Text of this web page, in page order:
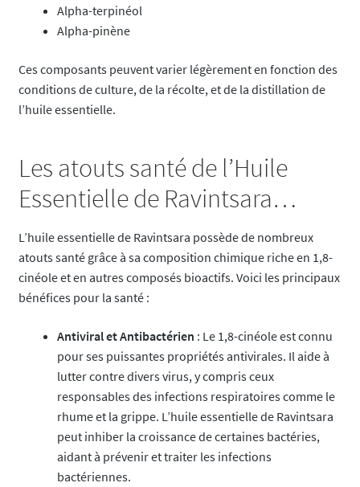
Alpha-terpinéol
Alpha-pinène
Ces composants peuvent varier légèrement en fonction des
conditions de culture, de la récolte, et de la distillation de
l’huile essentielle.
Les atouts santé de l’Huile
Essentielle de Ravintsara…
L’huile essentielle de Ravintsara possède de nombreux
atouts santé grâce à sa composition chimique riche en 1,8-
cinéole et en autres composés bioactifs. Voici les principaux
bénéfices pour la santé :
Antiviral et Antibactérien : Le 1,8-cinéole est connu
pour ses puissantes propriétés antivirales. Il aide à
lutter contre divers virus, y compris ceux
responsables des infections respiratoires comme le
rhume et la grippe. L’huile essentielle de Ravintsara
peut inhiber la croissance de certaines bactéries,
aidant à prévenir et traiter les infections
bactériennes.